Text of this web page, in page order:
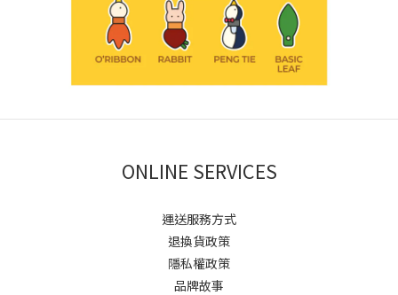
ONLINE SERVICES
運送服務方式
退換貨政策
隱私權政策
品牌故事